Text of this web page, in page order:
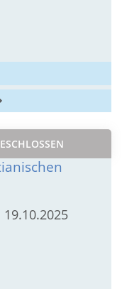
19.10.2025